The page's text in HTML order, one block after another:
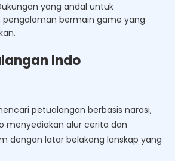
yang andal untuk
bermain game yang
Indo
petualangan berbasis narasi,
menyediakan alur cerita dan
dengan latar belakang lanskap yang